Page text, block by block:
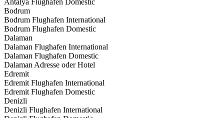
Bodrum
Bodrum Flughafen International
Bodrum Flughafen Domestic
Dalaman
Dalaman Flughafen International
Dalaman Flughafen Domestic
Dalaman Adresse oder Hotel
Edremit
Edremit Flughafen International
Edremit Flughafen Domestic
Denizli
Denizli Flughafen International